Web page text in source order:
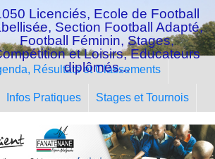
Licenciés, Ecole de Football
Section Football Adapté,
Football Féminin, Stages,
et Loisirs, Educateurs
diplômés...
Résultats et Classements
Infos Pratiques Stages et Tournois
cookies